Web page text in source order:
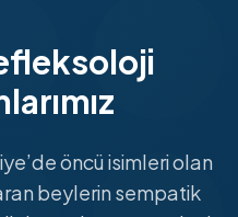
öncü isimleri olan
beylerin sempatik